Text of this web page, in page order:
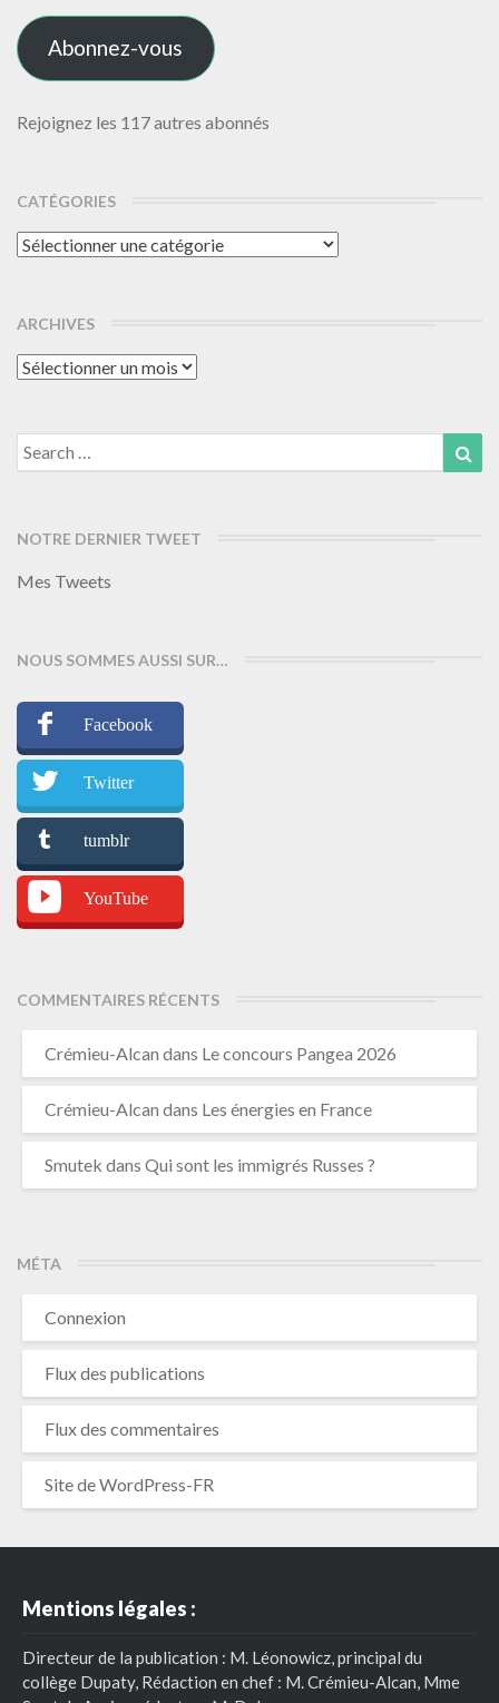
mail
Abonnez-vous
Rejoignez les 117 autres abonnés
CATÉGORIES
Catégories
ARCHIVES
Archives
Search
for:
NOTRE DERNIER TWEET
Mes Tweets
NOUS SOMMES AUSSI SUR…
Facebook
Twitter
tumblr
YouTube
COMMENTAIRES RÉCENTS
Crémieu-Alcan dans Le concours Pangea 2026
Crémieu-Alcan dans Les énergies en France
Smutek dans Qui sont les immigrés Russes ?
MÉTA
Connexion
Flux des publications
Flux des commentaires
Site de WordPress-FR
Mentions légales :
Directeur de la publication : M. Léonowicz, principal du
collège Dupaty, Rédaction en chef : M. Crémieu-Alcan, Mme